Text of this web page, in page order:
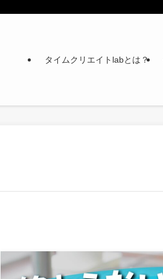
タイムクリエイトlabとは？